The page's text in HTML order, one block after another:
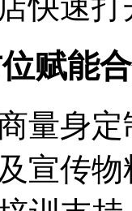
赋能
量身
宣传